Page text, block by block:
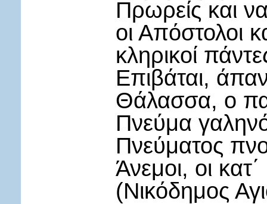
Πρωρείς και
οι Απόστολοι
κληρικοί
Επιβάται,
Θάλασσα, ο
Πνεύμα
Πνεύματος
Άνεμοι, οι
(Νικόδημος